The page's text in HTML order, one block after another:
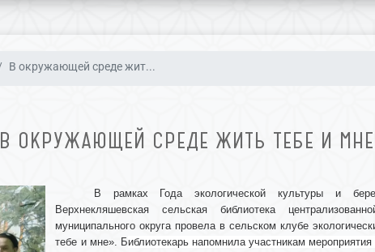
В окружающей среде жит...
В ОКРУЖАЮЩЕЙ СРЕДЕ ЖИТЬ ТЕБЕ И
В рамках Года экологической культуры и
Верхнекляшевская сельская библиотека
муниципального округа провела в сельском клубе
тебе и мне». Библиотекарь напомнила участникам